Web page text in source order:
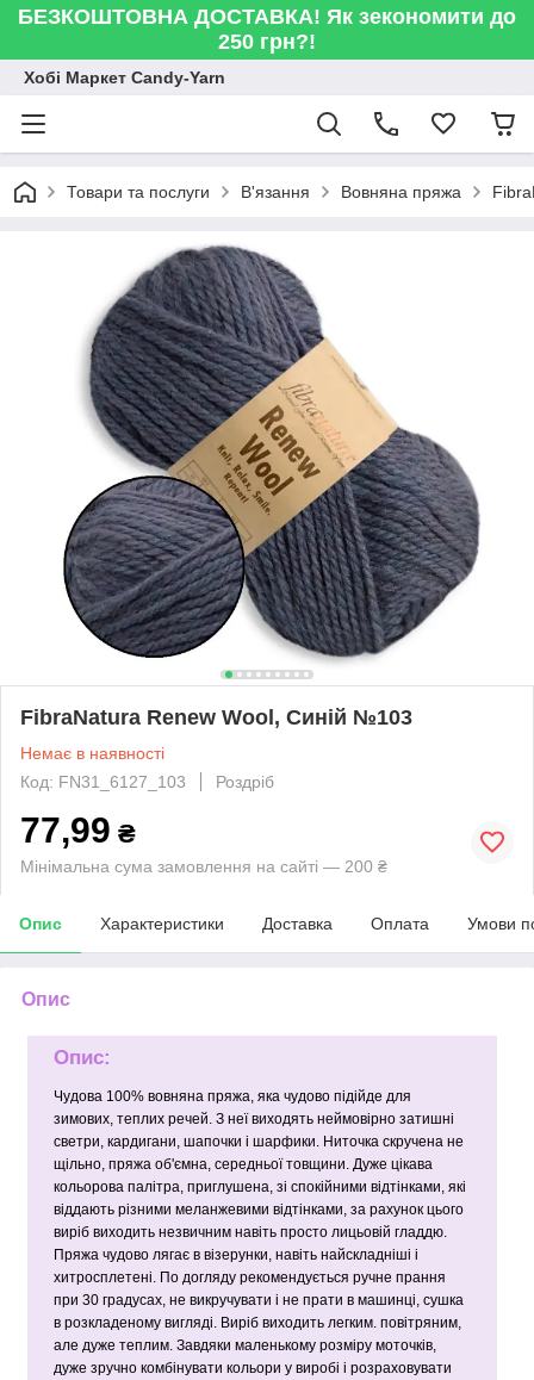
БЕЗКОШТОВНА ДОСТАВКА! Як зекономити до
250 грн?!
Хобі Маркет Candy-Yarn
Товари та послуги В'язання Вовняна пряжа
FibraNatura Renew Wool, Синій №103
Немає в наявності
Код: FN31_6127_103
Роздріб
77,99 ₴
Мінімальна сума замовлення на сайті — 200 ₴
Опис Характеристики Доставка Оплата Умови
Опис
Опис:
Чудова 100% вовняна пряжа, яка чудово підійде для
зимових, теплих речей. З неї виходять неймовірно затишні
светри, кардигани, шапочки і шарфики. Ниточка скручена не
щільно, пряжа об'ємна, середньої товщини. Дуже цікава
кольорова палітра, приглушена, зі спокійними відтінками, які
віддають різними меланжевими відтінками, за рахунок цього
виріб виходить незвичним навіть просто лицьовій гладдю.
Пряжа чудово лягає в візерунки, навіть найскладніші і
хитросплетені. По догляду рекомендується ручне прання
при 30 градусах, не викручувати і не прати в машинці, сушка
в розкладеному вигляді. Виріб виходить легким. повітряним,
але дуже теплим. Завдяки маленькому розміру моточків,
дуже зручно комбінувати кольори у виробі і розраховувати